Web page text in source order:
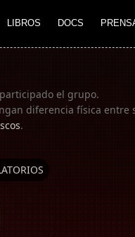
LIBROS DOCS
el grupo.
diferencia física entre
.